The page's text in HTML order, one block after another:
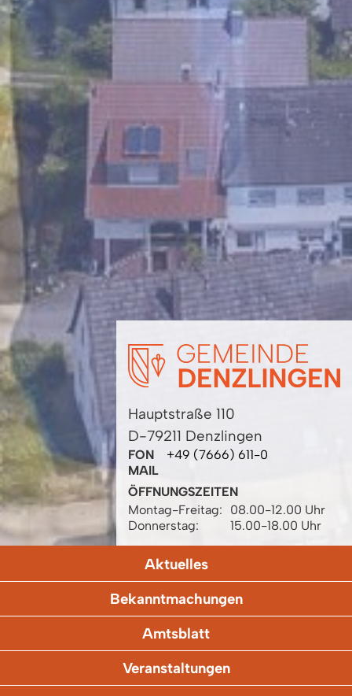
Hauptstraße 110
D-79211 Denzlingen
FON
+49 (7666) 611-0
MAIL
ÖFFNUNGSZEITEN
Montag-Freitag:
08.00-12.00 Uhr
Donnerstag:
15.00-18.00 Uhr
Aktuelles
Bekanntmachungen
Amtsblatt
Veranstaltungen